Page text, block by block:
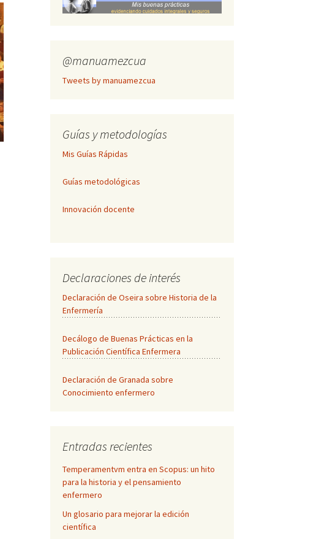
@manuamezcua
Tweets by manuamezcua
Guías y metodologías
Mis Guías Rápidas
Guías metodológicas
Innovación docente
Declaraciones de interés
Declaración de Oseira sobre Historia de la
Enfermería
Decálogo de Buenas Prácticas en la
Publicación Científica Enfermera
Declaración de Granada sobre
Conocimiento enfermero
Entradas recientes
Temperamentvm entra en Scopus: un hito
para la historia y el pensamiento
enfermero
Un glosario para mejorar la edición
científica